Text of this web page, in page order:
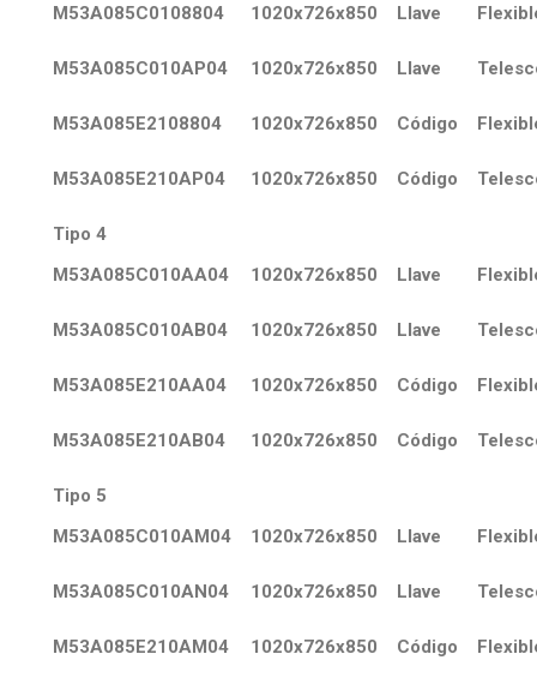
M53A085C0108804
1020x726x850 Llave
M53A085C010AP04 1020x726x850 Llave
M53A085E2108804 1020x726x850 Código
M53A085E210AP04 1020x726x850 Código
Tipo 4
M53A085C010AA04
1020x726x850 Llave
M53A085C010AB04 1020x726x850 Llave
M53A085E210AA04 1020x726x850 Código
M53A085E210AB04 1020x726x850 Código
Tipo 5
M53A085C010AM04
1020x726x850 Llave
M53A085C010AN04 1020x726x850 Llave
M53A085E210AM04 1020x726x850 Código